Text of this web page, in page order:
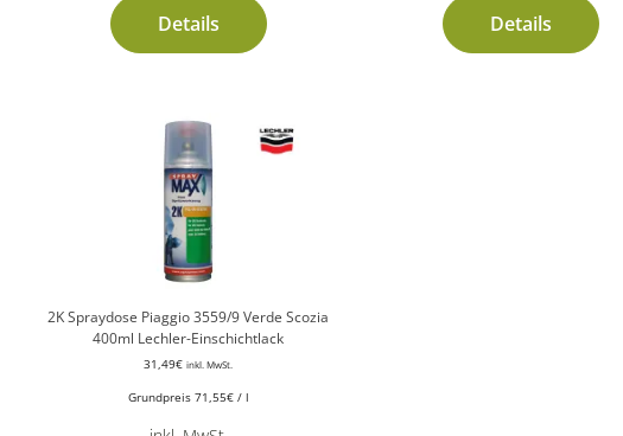
Details Details
2K Spraydose Piaggio 3559/9 Verde Scozia
400ml Lechler-Einschichtlack
31,49€ inkl. MwSt.
Grundpreis 71,55€/ l